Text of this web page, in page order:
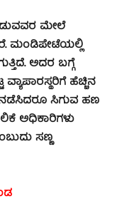
ಮೇಲೆ
ಮಂಡಿಪೇಟೆಯಲ್ಲಿ
ಅದರ ಬಗ್ಗೆ
ಹೆಚ್ಚಿನ
ನಡೆಸಿದರೂ ಸಿಗುವ ಹಣ
ಅಧಿಕಾರಿಗಳು
ಸಣ್ಣ